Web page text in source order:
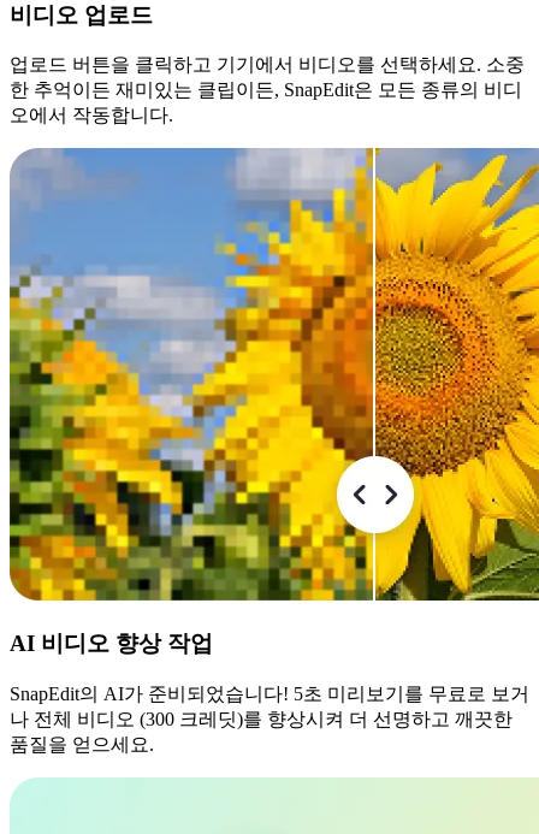
비디오 업로드
업로드 버튼을 클릭하고 기기에서 비디오를 선택하세요. 소중
한 추억이든 재미있는 클립이든, SnapEdit은 모든 종류의 비디
오에서 작동합니다.
AI 비디오 향상 작업
SnapEdit의 AI가 준비되었습니다! 5초 미리보기를 무료로 보거
나 전체 비디오 (300 크레딧)를 향상시켜 더 선명하고 깨끗한
품질을 얻으세요.